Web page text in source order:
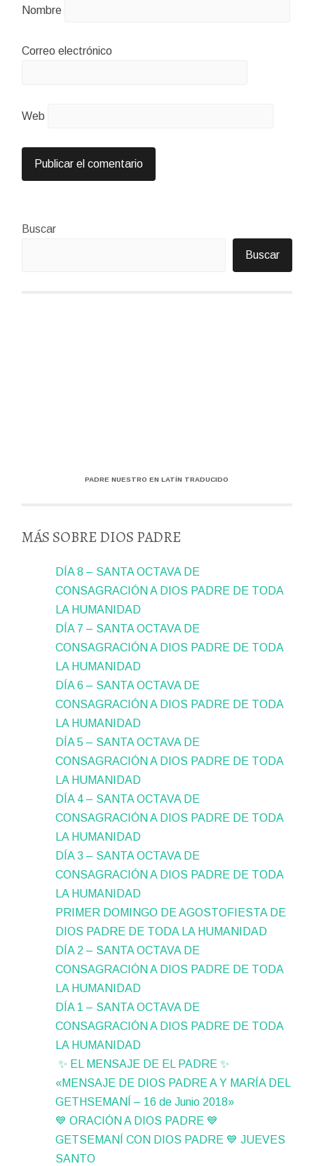
Nombre
Correo electrónico
Web
Buscar
Buscar
PADRE NUESTRO EN LATÍN TRADUCIDO
MÁS SOBRE DIOS PADRE
DÍA 8 – SANTA OCTAVA DE
CONSAGRACIÓN A DIOS PADRE DE TODA
LA HUMANIDAD
DÍA 7 – SANTA OCTAVA DE
CONSAGRACIÓN A DIOS PADRE DE TODA
LA HUMANIDAD
DÍA 6 – SANTA OCTAVA DE
CONSAGRACIÓN A DIOS PADRE DE TODA
LA HUMANIDAD
DÍA 5 – SANTA OCTAVA DE
CONSAGRACIÓN A DIOS PADRE DE TODA
LA HUMANIDAD
DÍA 4 – SANTA OCTAVA DE
CONSAGRACIÓN A DIOS PADRE DE TODA
LA HUMANIDAD
DÍA 3 – SANTA OCTAVA DE
CONSAGRACIÓN A DIOS PADRE DE TODA
LA HUMANIDAD
PRIMER DOMINGO DE AGOSTOFIESTA DE
DIOS PADRE DE TODA LA HUMANIDAD
DÍA 2 – SANTA OCTAVA DE
CONSAGRACIÓN A DIOS PADRE DE TODA
LA HUMANIDAD
DÍA 1 – SANTA OCTAVA DE
CONSAGRACIÓN A DIOS PADRE DE TODA
LA HUMANIDAD
✨ EL MENSAJE DE EL PADRE ✨
«MENSAJE DE DIOS PADRE A Y MARÍA DEL
GETHSEMANÍ – 16 de Junio 2018»
💙 ORACIÓN A DIOS PADRE 💙
GETSEMANÍ CON DIOS PADRE 💙 JUEVES
SANTO